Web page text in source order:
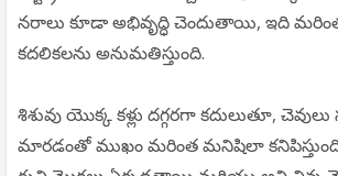
నరాలు కూడా అభివృద్ధి చెందుతాయి, ఇది
కదలికలను అనుమతిస్తుంది.
శిశువు యొక్క కళ్లు దగ్గరగా కదులుతూ,
మారడంతో ముఖం మరింత మనిషిలా